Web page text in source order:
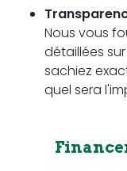
Nous vous
détaillées
sachiez
quel sera